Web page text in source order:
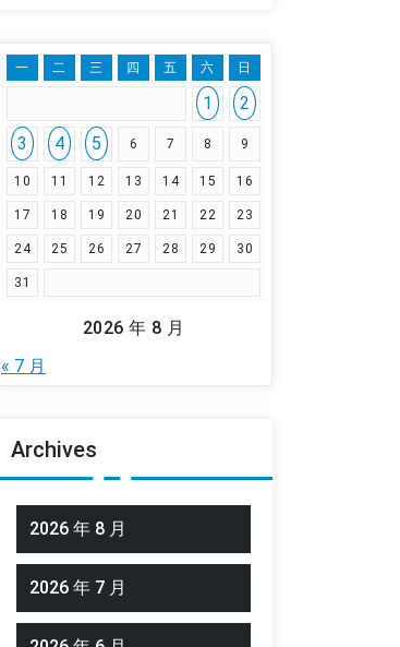
2026 年 8 月
一 二 三 四 五 六 日
1
2
3
4 5 6 7 8 9
10 11 12 13 14 15 16
17 18 19 20 21 22 23
24 25 26 27 28 29 30
31
« 7 月
Archives
2026 年 8 月
2026 年 7 月